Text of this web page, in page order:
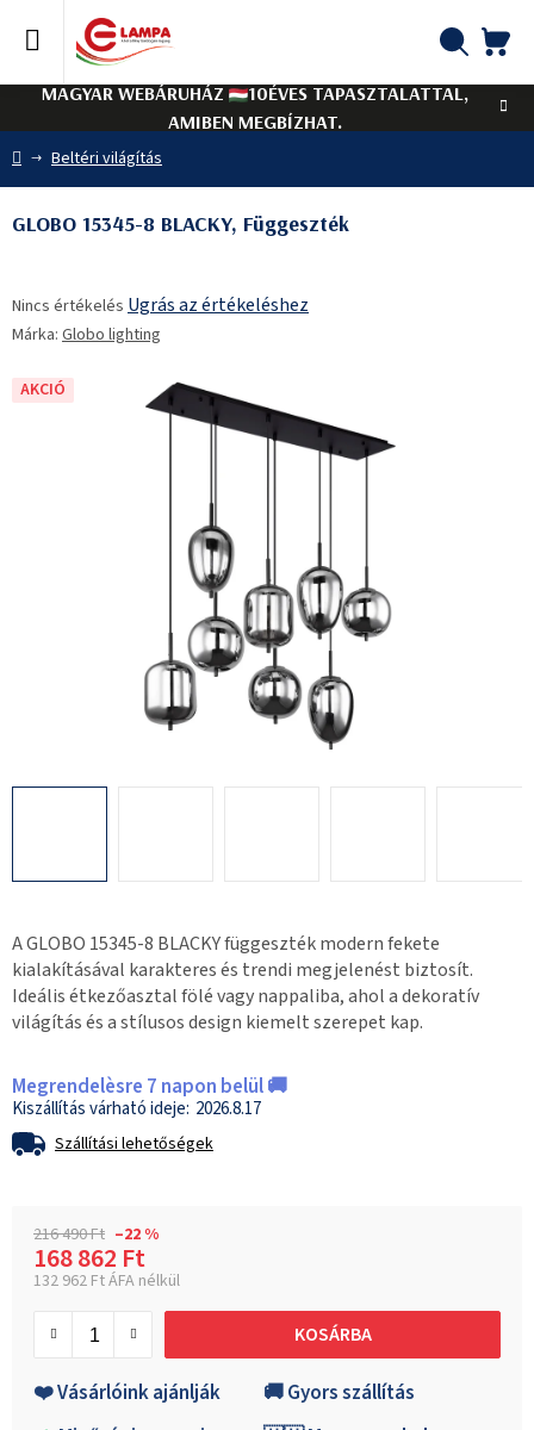
tartalomhoz
MAGYAR WEBÁRUHÁZ
10ÉVES TAPASZTALATTAL,
AMIBEN MEGBÍZHAT.
Kezdőlap
Beltéri világítás
A GLOBO 15345-8 BLACKY függeszték modern fekete
kialakításával karakteres és trendi megjelenést biztosít.
Ideális étkezőasztal fölé vagy nappaliba, ahol a dekoratív
világítás és a stílusos design kiemelt szerepet kap.
Megrendelèsre 7 napon belül 🚚
2026.8.17
Szállítási lehetőségek
216 490 Ft –22 %
168 862 Ft
132 962 Ft ÁFA nélkül
KOSÁRBA
❤️ Vásárlóink ajánlják
🚚 Gyors szállítás
GLOBO 15345-8 BLACKY, Függeszték
termék
átlagos
5-
Nincs értékelés Ugrás az értékeléshez
Márka: Globo lighting
AKCIÓ